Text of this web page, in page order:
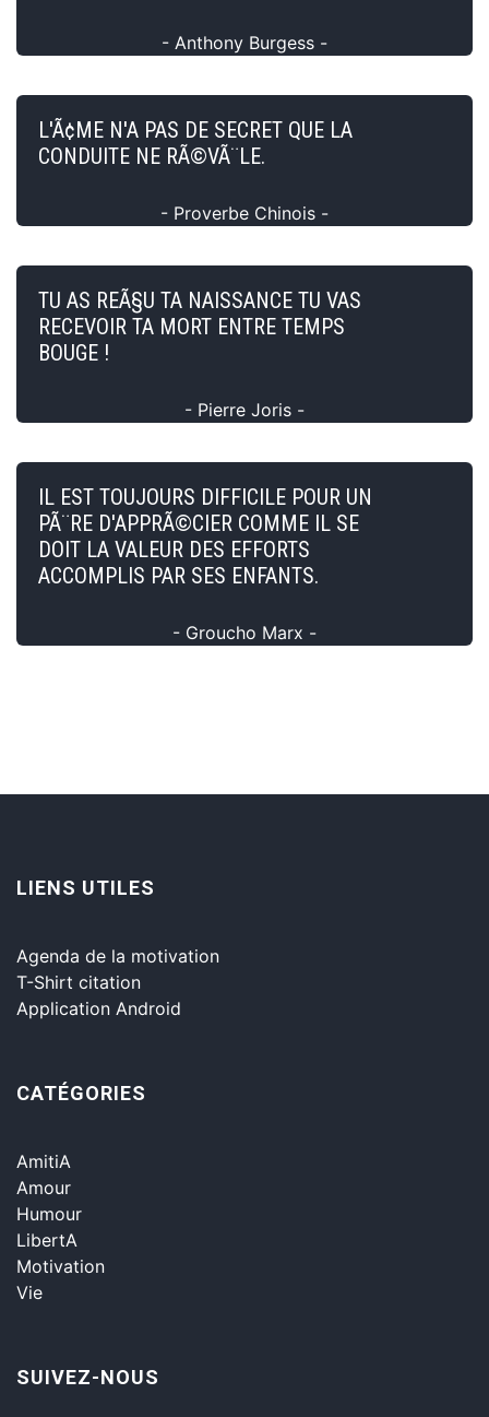
- Anthony Burgess -
L'Ã¢ME N'A PAS DE SECRET QUE LA
CONDUITE NE RÃ©VÃ¨LE.
- Proverbe Chinois -
TU AS REÃ§U TA NAISSANCE TU VAS
RECEVOIR TA MORT ENTRE TEMPS
BOUGE !
- Pierre Joris -
IL EST TOUJOURS DIFFICILE POUR UN
PÃ¨RE D'APPRÃ©CIER COMME IL SE
DOIT LA VALEUR DES EFFORTS
ACCOMPLIS PAR SES ENFANTS.
- Groucho Marx -
LIENS UTILES
Agenda de la motivation
T-Shirt citation
Application Android
CATÉGORIES
AmitiA
Amour
Humour
LibertA
Motivation
Vie
SUIVEZ-NOUS